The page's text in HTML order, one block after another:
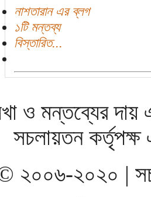
নাশতারান এর ব্লগ
১টি মন্তব্য
বিস্তারিত...
ও মন্তব্যের দায়
সচলায়তন
© ২০০৬-২০২০ |